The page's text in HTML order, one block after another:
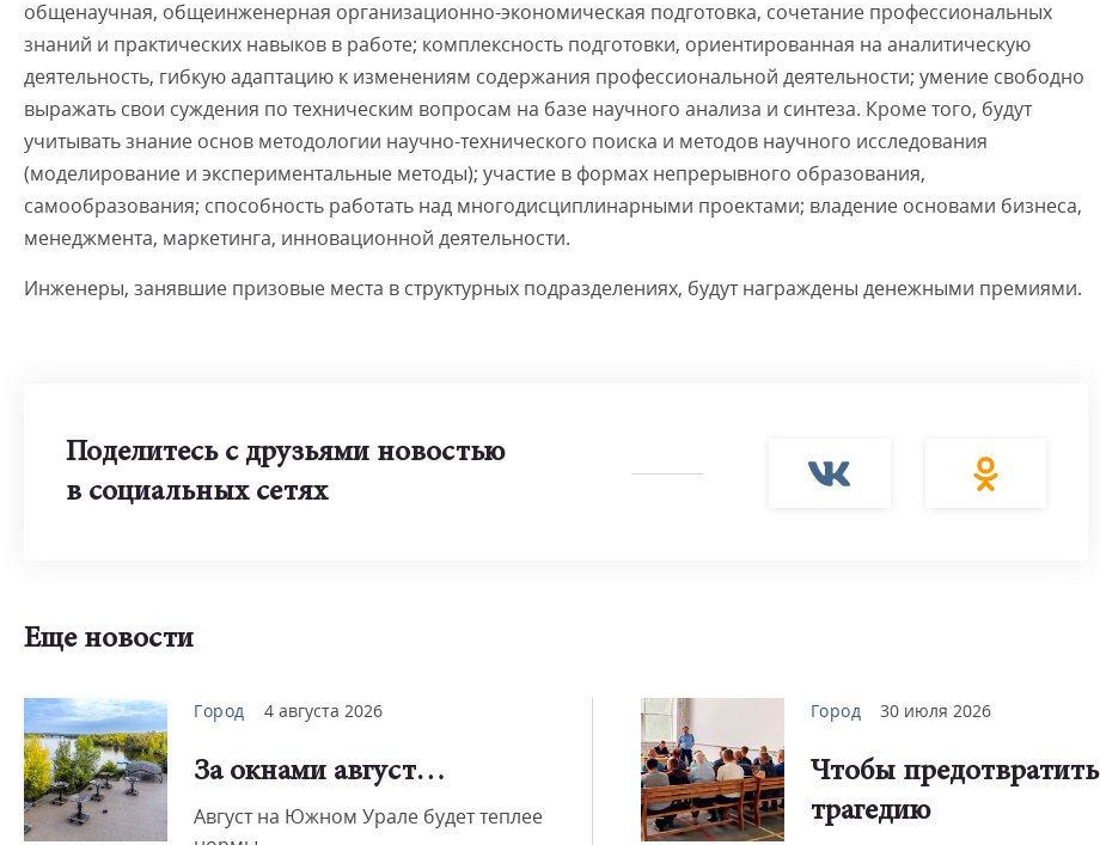
общенаучная, общеинженерная организационно-экономическая подготовка, сочетание профессиональных
знаний и практических навыков в работе; комплексность подготовки, ориентированная на аналитическую
деятельность, гибкую адаптацию к изменениям содержания профессиональной деятельности; умение свободно
выражать свои суждения по техническим вопросам на базе научного анализа и синтеза. Кроме того, будут
учитывать знание основ методологии научно-технического поиска и методов научного исследования
(моделирование и экспериментальные методы); участие в формах непрерывного образования,
самообразования; способность работать над многодисциплинарными проектами; владение основами бизнеса,
менеджмента, маркетинга, инновационной деятельности.
Инженеры, занявшие призовые места в структурных подразделениях, будут награждены денежными премиями.
Поделитесь с друзьями новостью
в социальных сетях
Еще новости
Город 4 августа 2026
За окнами август…
Август на Южном Урале будет теплее
Город 30 июля 2026
Чтобы предотвратить
трагедию